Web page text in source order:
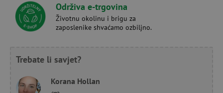
Održiva e-trgovina
Životnu okolinu i brigu za
zaposlenike shvaćamo ozbiljno.
Trebate li savjet?
Korana Hollan